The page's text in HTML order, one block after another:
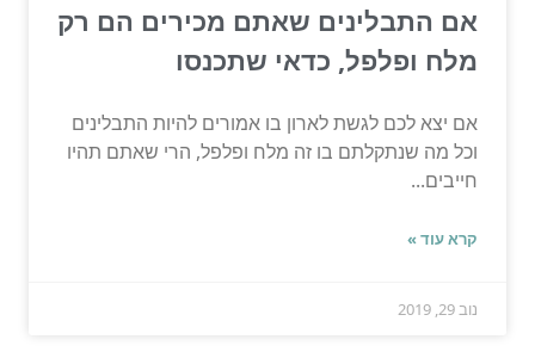
אם התבלינים שאתם מכירים הם רק
מלח ופלפל, כדאי שתכנסו
אם יצא לכם לגשת לארון בו אמורים להיות התבלינים
וכל מה שנתקלתם בו זה מלח ופלפל, הרי שאתם תהיו
חייבים...
קרא עוד »
נוב 29, 2019